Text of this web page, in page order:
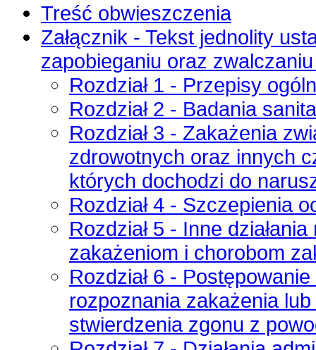
Treść obwieszczenia
Załącznik - Tekst jednolity
zapobieganiu oraz
Rozdział 1 - Przepisy
Rozdział 2 - Badania
Rozdział 3 - Zakażenia
zdrowotnych oraz innych
których dochodzi do
Rozdział 4 - Szczepienia
Rozdział 5 - Inne
zakażeniom i chorobom
Rozdział 6 -
rozpoznania zakażenia
stwierdzenia zgonu z